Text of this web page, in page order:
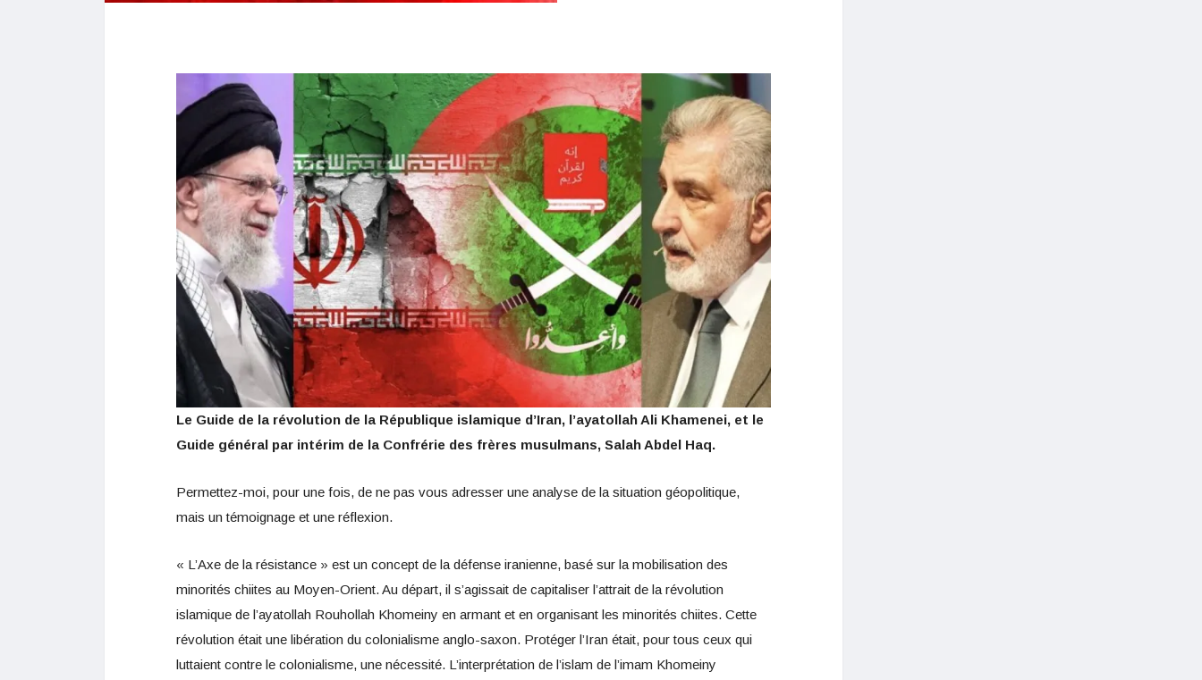
Le Guide de la révolution de la République islamique d’Iran, l’ayatollah Ali Khamenei, et le
Guide général par intérim de la Confrérie des frères musulmans, Salah Abdel Haq.
Permettez-moi, pour une fois, de ne pas vous adresser une analyse de la situation géopolitique,
mais un témoignage et une réflexion.
« L’Axe de la résistance » est un concept de la défense iranienne, basé sur la mobilisation des
minorités chiites au Moyen-Orient. Au départ, il s’agissait de capitaliser l’attrait de la révolution
islamique de l’ayatollah Rouhollah Khomeiny en armant et en organisant les minorités chiites. Cette
révolution était une libération du colonialisme anglo-saxon. Protéger l’Iran était, pour tous ceux qui
luttaient contre le colonialisme, une nécessité. L’interprétation de l’islam de l’imam Khomeiny